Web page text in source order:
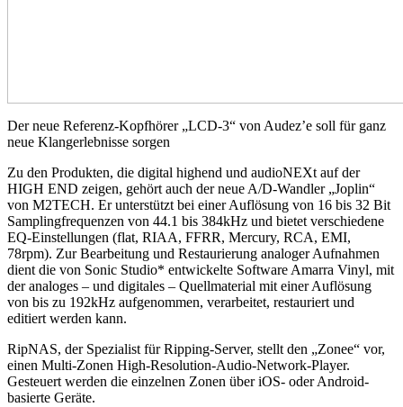
Der neue Referenz-Kopfhörer „LCD-3“ von Audez’e soll für ganz
neue Klangerlebnisse sorgen
Zu den Produkten, die digital highend und audioNEXt auf der
HIGH END zeigen, gehört auch der neue A/D-Wandler „Joplin“
von M2TECH. Er unterstützt bei einer Auflösung von 16 bis 32 Bit
Samplingfrequenzen von 44.1 bis 384kHz und bietet verschiedene
EQ-Einstellungen (flat, RIAA, FFRR, Mercury, RCA, EMI,
78rpm). Zur Bearbeitung und Restaurierung analoger Aufnahmen
dient die von Sonic Studio* entwickelte Software Amarra Vinyl, mit
der analoges – und digitales – Quellmaterial mit einer Auflösung
von bis zu 192kHz aufgenommen, verarbeitet, restauriert und
editiert werden kann.
RipNAS, der Spezialist für Ripping-Server, stellt den „Zonee“ vor,
einen Multi-Zonen High-Resolution-Audio-Network-Player.
Gesteuert werden die einzelnen Zonen über iOS- oder Android-
basierte Geräte.